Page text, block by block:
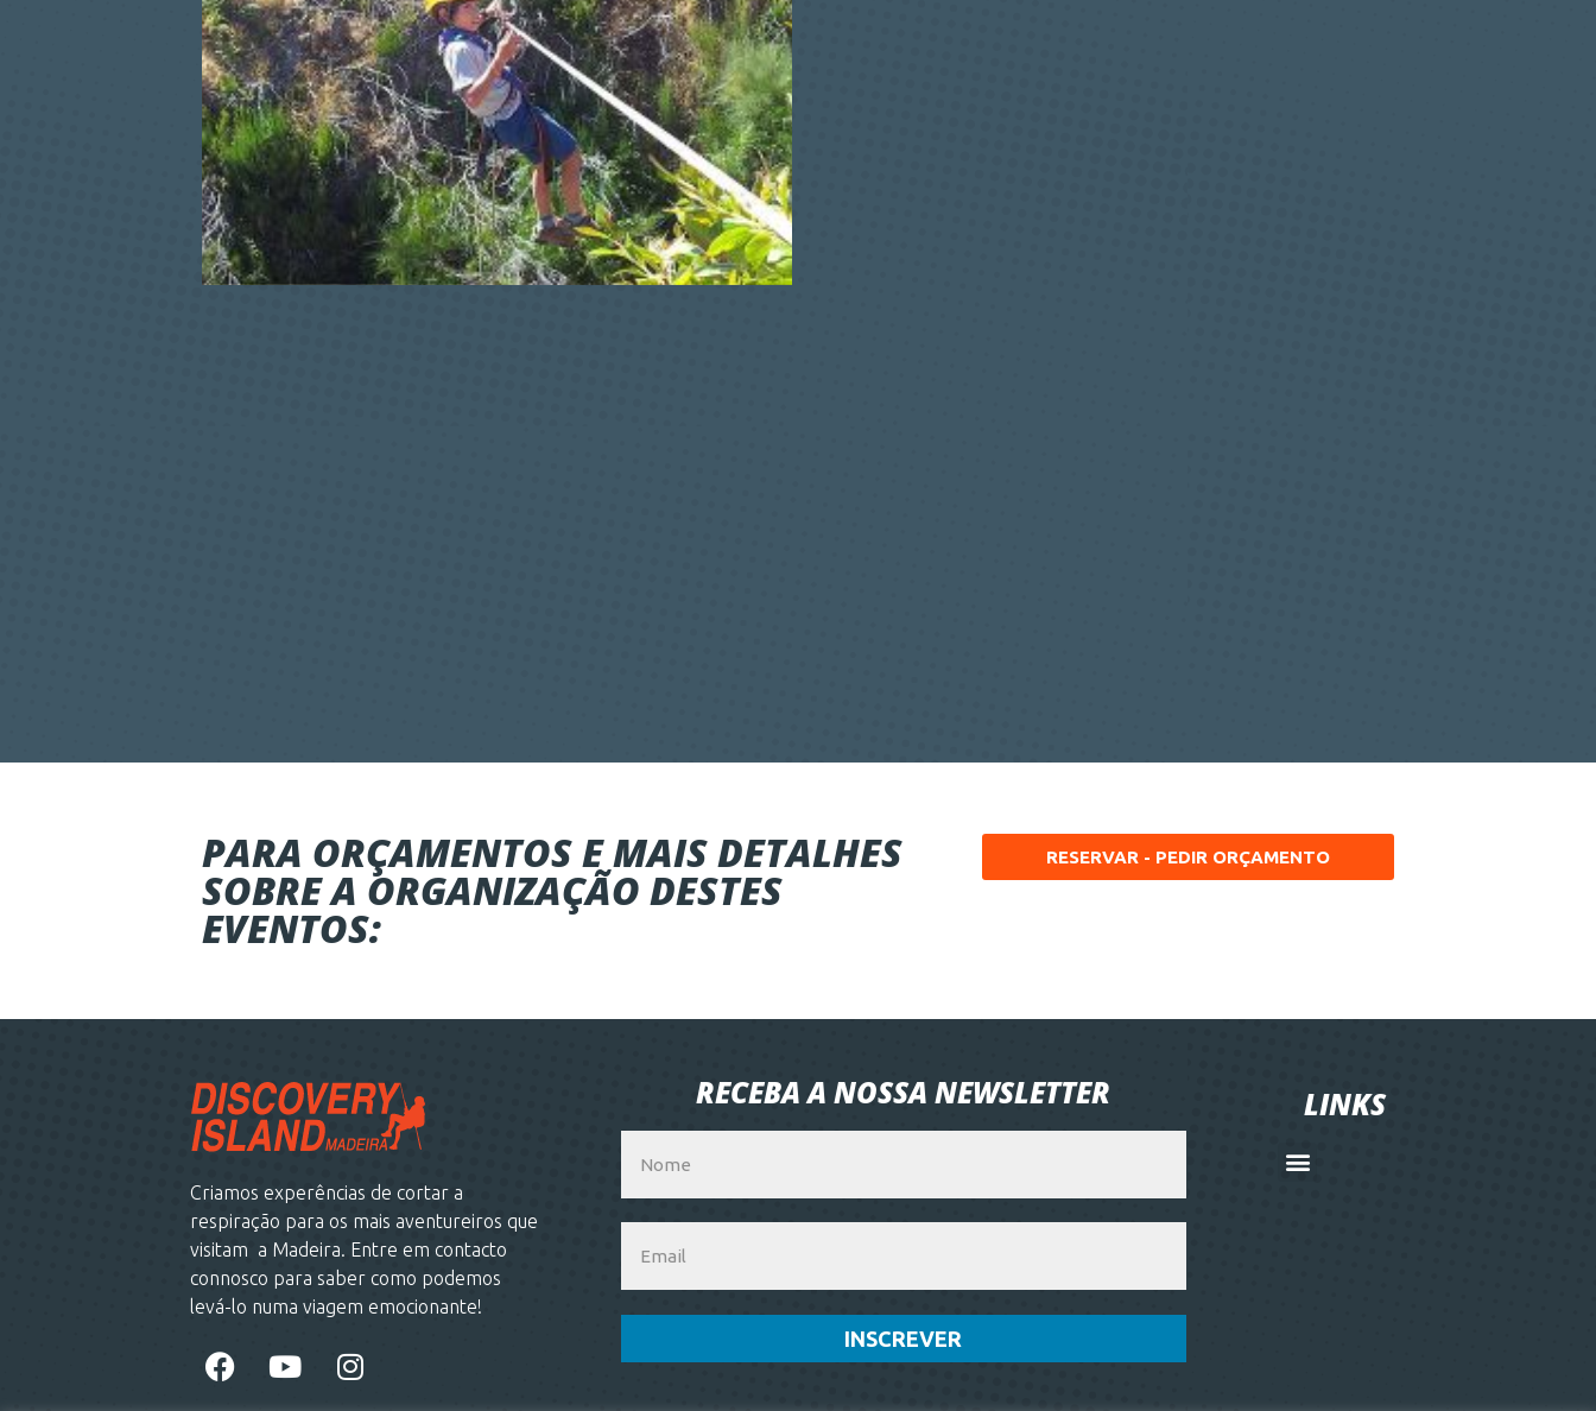
PARA ORÇAMENTOS E MAIS DETALHES
SOBRE A ORGANIZAÇÃO DESTES
EVENTOS:
RESERVAR - PEDIR ORÇAMENTO
Criamos experências de cortar a
respiração para os mais aventureiros que
visitam a Madeira. Entre em contacto
connosco para saber como podemos
levá-lo numa viagem emocionante!
RECEBA A NOSSA NEWSLETTER
INSCREVER
LINKS